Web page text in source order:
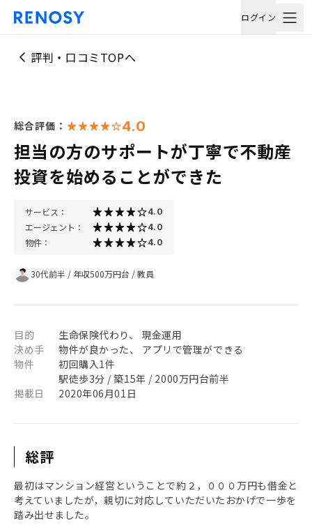
ログイン
評判・口コミTOPへ
総合評価： 4.0
担当の方のサポートが丁寧で不動産
投資を始めることができた
サービス： 4.0
エージェント： 4.0
物件： 4.0
30代前半 / 年収500万円台 /教員
目的
生命保険代わり、 現金運用
決め手
物件が良かった、 アプリで管理ができる
物件
初回購入1件
駅徒歩3分 / 築15年 / 2000万円台前半
掲載日
2020年06月01日
総評
最初はマンション経営ということで約２，０００万円も借金と
考えていましたが，親切に対応していただいたおかげで一歩を
踏み出せました。